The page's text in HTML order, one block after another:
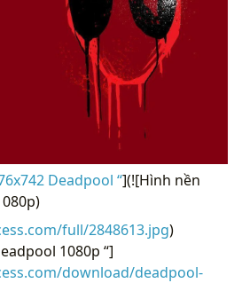
Deadpool “](![Hình nền
full/2848613.jpg)
1080p “]
download/deadpool-